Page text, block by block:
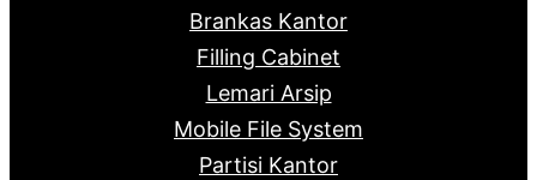
Brankas Kantor
Filling Cabinet
Lemari Arsip
Mobile File System
Partisi Kantor